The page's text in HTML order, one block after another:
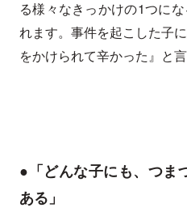
る様々なきっかけの1つに
れます。事件を起こした子
をかけられて辛かった』と
●「どんな子にも、つま
ある」